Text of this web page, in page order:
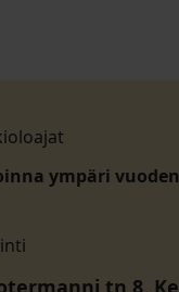
ympäri vuoden
tn 8,